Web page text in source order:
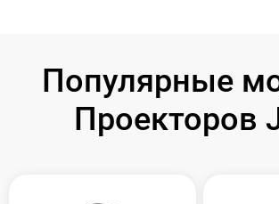
Популярные
Проекторов